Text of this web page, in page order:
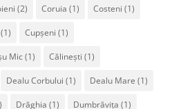
(2) Coruia (1) Costeni (1)
(1) Cupșeni (1)
Mic(1) Călinești (1)
Dealu Corbului (1) Dealu Mare (1)
Drăghia (1) Dumbrăvița (1)